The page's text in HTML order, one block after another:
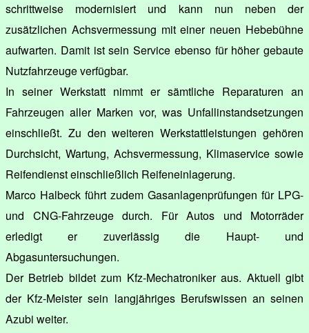
schrittweise modernisiert und kann nun neben der
zusätzlichen Achsvermessung mit einer neuen Hebebühne
aufwarten. Damit ist sein Service ebenso für höher gebaute
Nutzfahrzeuge verfügbar.
In seiner Werkstatt nimmt er sämtliche Reparaturen an
Fahrzeugen aller Marken vor, was Unfallinstandsetzungen
einschließt. Zu den weiteren Werkstattleistungen gehören
Durchsicht, Wartung, Achsvermessung, Klimaservice sowie
Reifendienst einschließlich Reifeneinlagerung.
Marco Halbeck führt zudem Gasanlagenprüfungen für LPG-
und CNG-Fahrzeuge durch. Für Autos und Motorräder
erledigt er zuverlässig die Haupt- und
Abgasuntersuchungen.
Der Betrieb bildet zum Kfz-Mechatroniker aus. Aktuell gibt
der Kfz-Meister sein langjähriges Berufswissen an seinen
Azubi weiter.